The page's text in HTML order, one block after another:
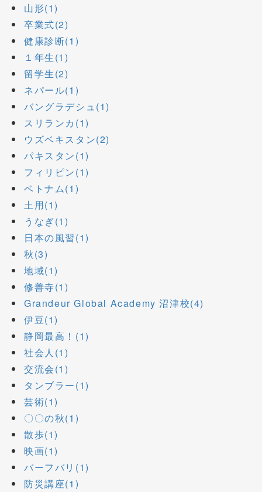
山形(1)
卒業式(2)
健康診断(1)
１年生(1)
留学生(2)
ネパール(1)
バングラデシュ(1)
スリランカ(1)
ウズベキスタン(2)
パキスタン(1)
フィリピン(1)
ベトナム(1)
土用(1)
うなぎ(1)
日本の風習(1)
秋(3)
地域(1)
修善寺(1)
Grandeur Global Academy 沼津校(4)
伊豆(1)
静岡最高！(1)
社会人(1)
交流会(1)
タンブラー(1)
芸術(1)
〇〇の秋(1)
散歩(1)
映画(1)
バーフバリ(1)
防災講座(1)